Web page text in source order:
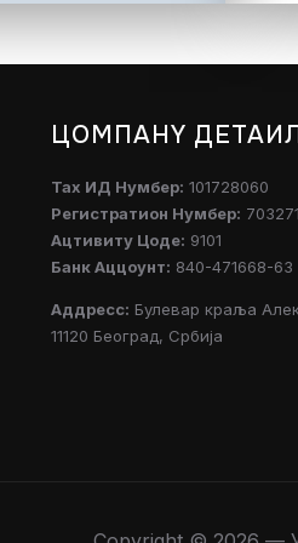
ЦОМПАНY
Таx ИД Нумбер: 101728060
Регистратион Нумбер:
Ацтивитy Цоде: 9101
Банк Аццоунт: 840-471668-63
Аддресс: Булевар краља
11120 Београд, Србија